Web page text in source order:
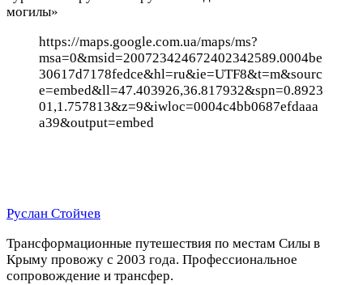
могилы»
https://maps.google.com.ua/maps/ms?
msa=0&msid=200723424672402342589.0004be
30617d7178fedce&hl=ru&ie=UTF8&t=m&sourc
e=embed&ll=47.403926,36.817932&spn=0.8923
01,1.757813&z=9&iwloc=0004c4bb0687efdaaa
a39&output=embed
Руслан Стойчев
Трансформационные путешествия по местам Силы в
Крыму провожу с 2003 года. Профессиональное
сопровождение и трансфер.